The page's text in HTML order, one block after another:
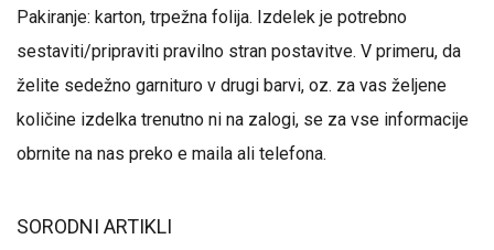
Pakiranje: karton, trpežna folija. Izdelek je potrebno
sestaviti/pripraviti pravilno stran postavitve. V primeru, da
želite sedežno garnituro v drugi barvi, oz. za vas željene
količine izdelka trenutno ni na zalogi, se za vse informacije
obrnite na nas preko e maila ali telefona.
SORODNI ARTIKLI